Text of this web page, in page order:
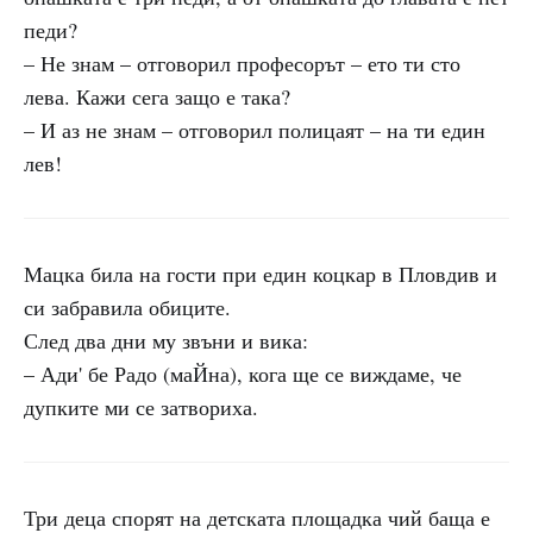
педи?
– Не знам – отговорил професорът – ето ти сто
лева. Кажи сега защо е така?
– И аз не знам – отговорил полицаят – на ти един
лев!
Мацка била на гости при един коцкар в Пловдив и
си забравила обиците.
След два дни му звъни и вика:
– Ади' бе Радо (маЙна), кога ще се виждаме, че
дупките ми се затвориха.
Три деца спорят на детската площадка чий баща е